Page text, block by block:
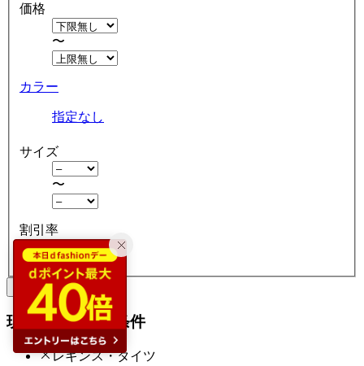
価格
〜
カラー
指定なし
サイズ
〜
割引率
クリア 絞り込む
現在の絞り込み条件
レギンス・タイツ